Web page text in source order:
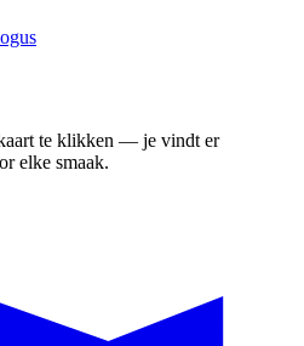
te klikken — je vindt er
elke smaak.